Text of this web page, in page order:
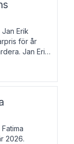
Erik
för år
Jan Erik
Han är
2026.